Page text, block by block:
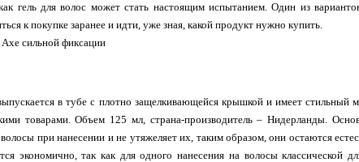
гель для волос может стать настоящим испытанием. Один из
к покупке заранее и идти, уже зная, какой продукт нужно купить.
сильной фиксации
в тубе с плотно защелкивающейся крышкой и имеет стильный
товарами. Объем 125 мл, страна-производитель – Нидерланды.
волосы при нанесении и не утяжеляет их, таким образом, они остаются
экономично, так как для одного нанесения на волосы классической